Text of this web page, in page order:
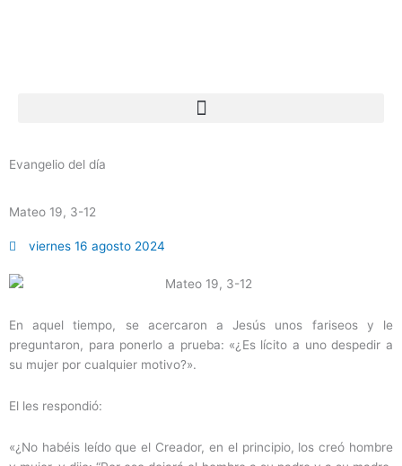
Evangelio del día
Mateo 19, 3-12
viernes 16 agosto 2024
En aquel tiempo, se acercaron a Jesús unos fariseos y le
preguntaron, para ponerlo a prueba: «¿Es lícito a uno despedir a
su mujer por cualquier motivo?».
El les respondió:
«¿No habéis leído que el Creador, en el principio, los creó hombre